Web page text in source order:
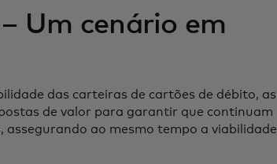
Um cenário em
das carteiras de cartões de débito, as
de valor para garantir que continuam
assegurando ao mesmo tempo a viabilidade